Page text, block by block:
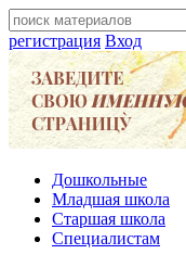
регистрация Вход
Дошкольные
Младшая школа
Старшая школа
Специалистам